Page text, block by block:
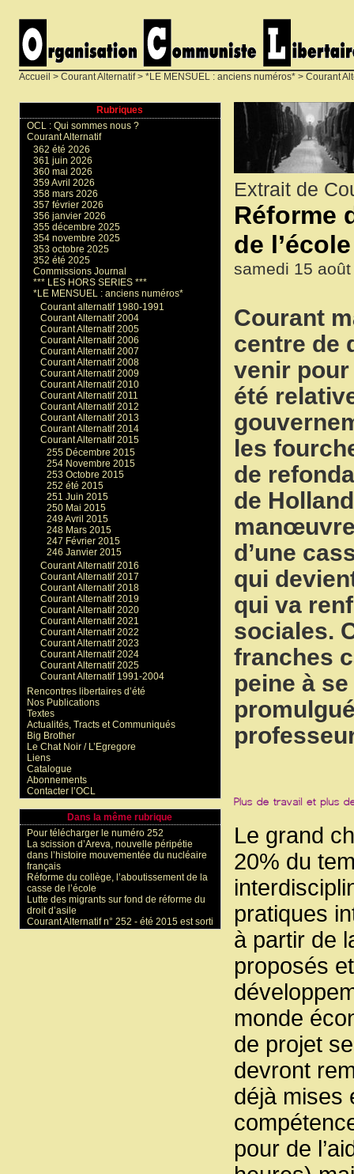
Accueil > Courant Alternatif> *LE MENSUEL : anciens numéros* > Courant
Extrait de
Réforme
de l’école
samedi 15
Courant
centre de
venir pour
été
les
de
de
d’une
qui
qui va
sociales.
franches
peine à
Le grand
20% du
pratiques
à partir de
proposés
monde
de projet
devront
déjà mises
pour de
Rubriques
OCL : Qui sommes nous ?
Courant Alternatif
362 été 2026
361 juin 2026
360 mai 2026
359 Avril 2026
358 mars 2026
357 février 2026
356 janvier 2026
355 décembre 2025
354 novembre 2025
353 octobre 2025
352 été 2025
Commissions Journal
*** LES HORS SERIES ***
*LE MENSUEL : anciens numéros*
Courant alternatif 1980-1991
Courant Alternatif 2004
Courant Alternatif 2005
Courant Alternatif 2006
Courant Alternatif 2007
Courant Alternatif 2008
Courant Alternatif 2009
Courant Alternatif 2010
Courant Alternatif 2011
Courant Alternatif 2012
Courant Alternatif 2013
Courant Alternatif 2014
Courant Alternatif 2015
255 Décembre 2015
254 Novembre 2015
253 Octobre 2015
252 été 2015
251 Juin 2015
250 Mai 2015
249 Avril 2015
248 Mars 2015
247 Février 2015
246 Janvier 2015
Courant Alternatif 2016
Courant Alternatif 2017
Courant Alternatif 2018
Courant Alternatif 2019
Courant Alternatif 2020
Courant Alternatif 2021
Courant Alternatif 2022
Courant Alternatif 2023
Courant Alternatif 2024
Courant Alternatif 2025
Courant Alternatif 1991-2004
Rencontres libertaires d’été
Nos Publications
Textes
Actualités, Tracts et Communiqués
Big Brother
Le Chat Noir / L’Egregore
Liens
Catalogue
Abonnements
Contacter l’OCL
Dans la même rubrique
Pour télécharger le numéro 252
La scission d’Areva, nouvelle péripétie
dans l’histoire mouvementée du nucléaire
français
Réforme du collège, l’aboutissement de la
casse de l’école
Lutte des migrants sur fond de réforme du
droit d’asile
Courant Alternatif n° 252 - été 2015 est sorti